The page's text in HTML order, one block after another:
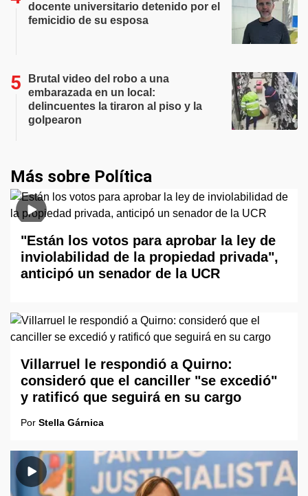
docente universitario detenido por el
femicidio de su esposa
Brutal video del robo a una
embarazada en un local:
delincuentes la tiraron al piso y la
golpearon
Más sobre Política
"Están los votos para aprobar la ley de
inviolabilidad de la propiedad privada",
anticipó un senador de la UCR
Villarruel le respondió a Quirno:
consideró que el canciller "se excedió"
y ratificó que seguirá en su cargo
Por Stella Gárnica